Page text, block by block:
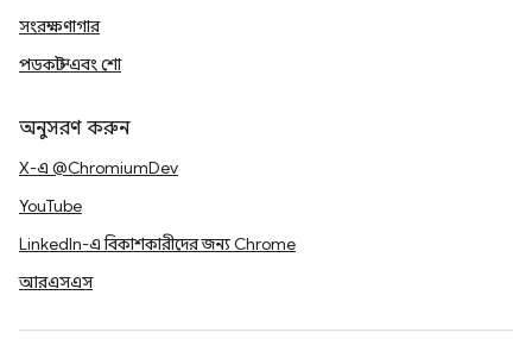
সংরক্ষণাগার
পডকাস্ট এবং শো
অনুসরণ করুন
X-এ @ChromiumDev
YouTube
LinkedIn-এ বিকাশকারীদের জন্য Chrome
আরএসএস